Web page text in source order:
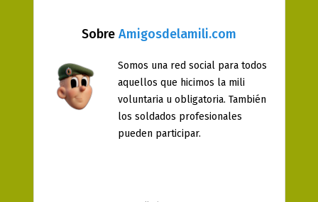
Sobre Amigosdelamili.com
Somos una red social para todos
aquellos que hicimos la mili
voluntaria u obligatoria. También
los soldados profesionales
pueden participar.